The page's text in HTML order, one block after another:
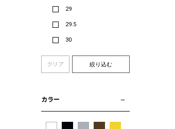
29
29.5
30
クリア 絞り込む
カラー